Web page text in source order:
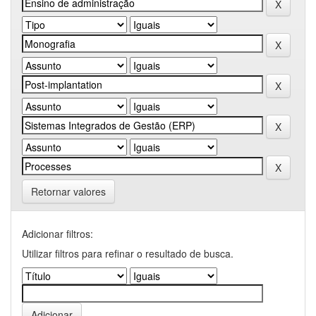
Retornar valores
Adicionar filtros:
Utilizar filtros para refinar o resultado de busca.